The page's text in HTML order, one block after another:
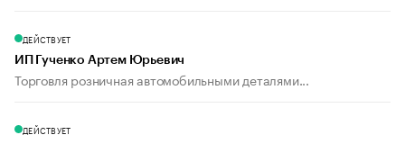
ДЕЙСТВУЕТ
ИП Гученко Артем Юрьевич
Торговля розничная автомобильными деталями...
ДЕЙСТВУЕТ